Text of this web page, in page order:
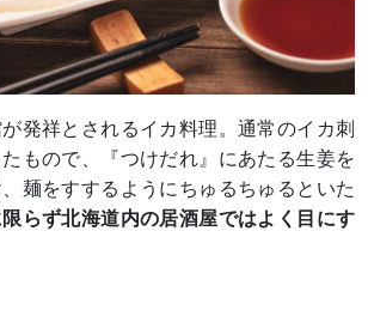
発祥とされるイカ料理。通常のイカ刺
もので、『つけだれ』にあたる生姜を
麺をすするようにちゅるちゅるといた
らず北海道内の居酒屋ではよく目にす